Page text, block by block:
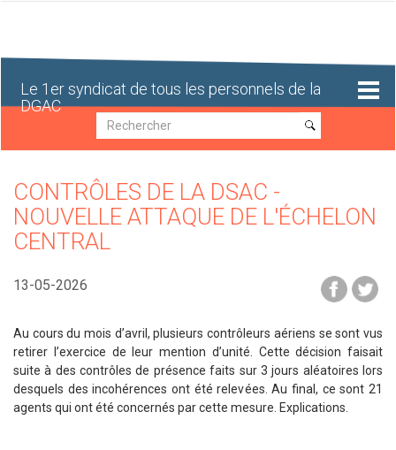
Le 1er syndicat de tous les personnels de la
DGAC
Recherche
Recherche
CONTRÔLES DE LA DSAC -
NOUVELLE ATTAQUE DE L'ÉCHELON
CENTRAL
13-05-2026
Au cours du mois d’avril, plusieurs contrôleurs aériens se sont vus
retirer l’exercice de leur mention d’unité. Cette décision faisait
suite à des contrôles de présence faits sur 3 jours aléatoires lors
desquels des incohérences ont été relevées. Au final, ce sont 21
agents qui ont été concernés par cette mesure. Explications.